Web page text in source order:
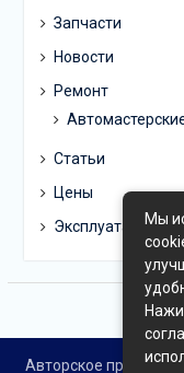
Запчасти
Новости
Ремонт
Статьи
Цены
Эксплуатация
Авторское право ©
Мы